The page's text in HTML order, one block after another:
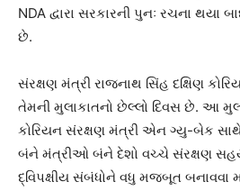
NDA દ્વારા સરકારની પુનઃ રચના
છે.
સંરક્ષણ મંત્રી રાજનાથ સિંહ દક્ષિણ
તેમની મુલાકાતનો છેલ્લો દિવસ છે. આ
કોરિયન સંરક્ષણ મંત્રી એન ગ્યુ-બેક સાથે
બંને મંત્રીઓ બંને દેશો વચ્ચે સંરક્ષણ
દ્વિપક્ષીય સંબંધોને વધુ મજબૂત બનાવવા